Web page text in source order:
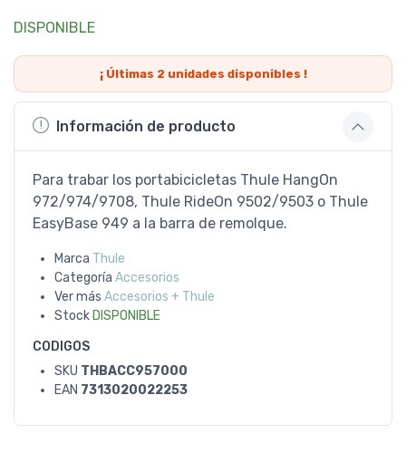
DISPONIBLE
¡ Últimas 2 unidades disponibles !
Información de producto
Para trabar los portabicicletas Thule HangOn
972/974/9708, Thule RideOn 9502/9503 o Thule
EasyBase 949 a la barra de remolque.
Marca Thule
Categoría Accesorios
Ver más Accesorios + Thule
Stock DISPONIBLE
CODIGOS
SKU THBACC957000
EAN 7313020022253